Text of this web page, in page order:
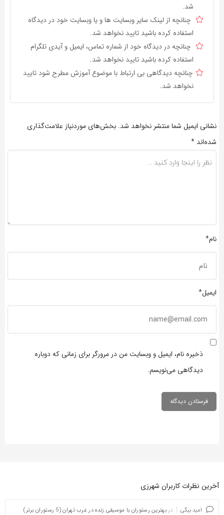
شد.
چنانچه از لینک سایر وبسایت ها و یا وبسایت خود در دیدگاه
استفاده کرده باشید تایید نخواهد شد.
چنانچه در دیدگاه خود از شماره تماس، ایمیل و آیدی تلگرام
استفاده کرده باشید تایید نخواهد شد.
چنانچه دیدگاهی بی ارتباط با موضوع آموزش مطرح شود تایید
نخواهد شد.
نشانی ایمیل شما منتشر نخواهد شد. بخش‌های موردنیاز علامت‌گذاری
شده‌اند *
نام*
ایمیل*
ذخیره نام، ایمیل و وبسایت من در مرورگر برای زمانی که دوباره
دیدگاهی می‌نویسم.
آخرین نظرات کاربران شهرزی
امید بیگی در بهترین رستوران با موسیقی زنده در غرب تهران (5 رستوران برتر)